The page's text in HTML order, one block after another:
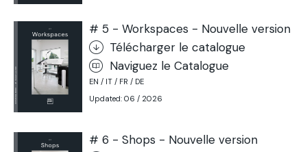
# 5 - Workspaces - Nouvelle version
Télécharger le catalogue
Naviguez le Catalogue
EN / IT / FR / DE
Updated: 06 / 2026
# 6 - Shops - Nouvelle version